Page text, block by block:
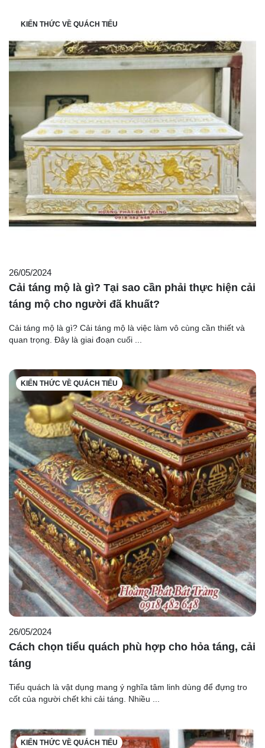
KIẾN THỨC VỀ QUÁCH TIỂU
26/05/2024
Cải táng mộ là gì? Tại sao cần phải thực hiện cải
táng mộ cho người đã khuất?
Cải táng mộ là gì? Cải táng mộ là việc làm vô cùng cần thiết và
quan trọng. Đây là giai đoạn cuối ...
KIẾN THỨC VỀ QUÁCH TIỂU
26/05/2024
Cách chọn tiểu quách phù hợp cho hỏa táng, cải
táng
Tiểu quách là vật dụng mang ý nghĩa tâm linh dùng để đựng tro
cốt của người chết khi cải táng. Nhiều ...
KIẾN THỨC VỀ QUÁCH TIỂU